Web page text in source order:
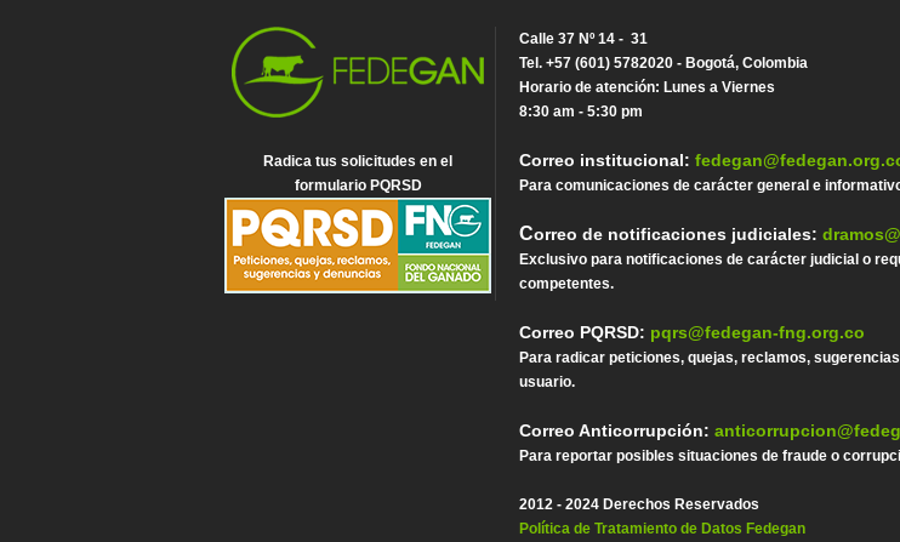
Radica tus solicitudes en el
formulario PQRSD
Calle 37 Nº 14 - 31
Tel. +57 (601) 5782020 - Bogotá, Colombia
Horario de atención: Lunes a Viernes
8:30 am - 5:30 pm
Correo institucional:
Para comunicaciones de carácter general e
Correo de notificaciones judiciales:
Exclusivo para notificaciones de carácter judicial o
competentes.
Correo PQRSD: pqrs@fedegan-fng.org.co
Para radicar peticiones, quejas, reclamos,
usuario.
Correo Anticorrupción:
Para reportar posibles situaciones de fraude o
2012 - 2024 Derechos Reservados
Política de Tratamiento de Datos Fedegan